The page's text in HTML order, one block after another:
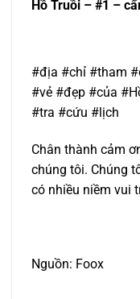
Hồ Truồi – #1 –
#địa #chỉ #tham
#vẻ #đẹp #của
#tra #cứu #lịch
Chân thành cảm
chúng tôi. Chúng
có nhiều niềm vui
Nguồn: Foox